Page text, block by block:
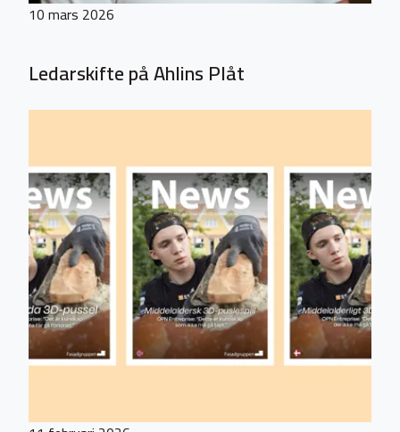
10 mars 2026
Ledarskifte på Ahlins Plåt